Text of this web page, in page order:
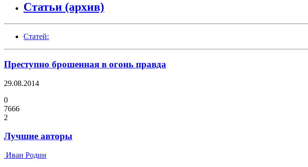
Статьи (архив)
Статей:
Преступно брошенная в огонь правда
29.08.2014
0
7666
2
Лучшие авторы
Иван Родин